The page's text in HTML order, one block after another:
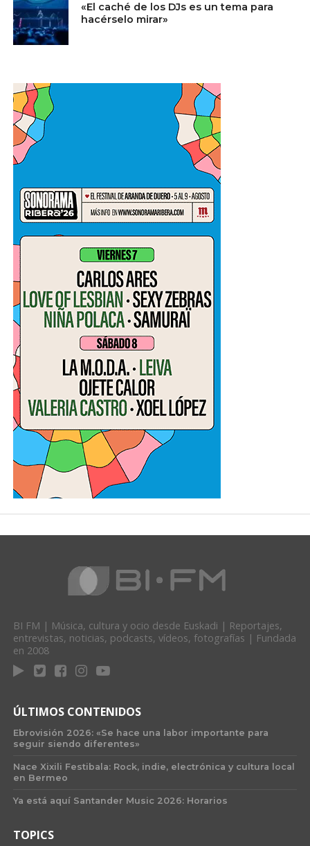
«El caché de los DJs es un tema para
hacérselo mirar»
BI FM | Música, cultura y ocio desde Euskadi | Reportajes,
entrevistas, noticias, podcasts, vídeos, fotografías | Fundada
en 2008
ÚLTIMOS CONTENIDOS
Ebrovisión 2026: «Se hace una labor importante para
seguir siendo diferentes»
Nace Xixili Festibala: Rock, indie, electrónica y cultura local
en Bermeo
Ya está aquí Santander Music 2026: Horarios
TOPICS